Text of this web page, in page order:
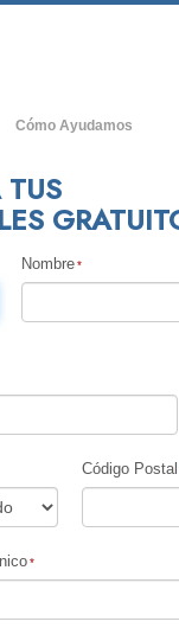
Cómo Ayudamos
Nombre
Código Postal